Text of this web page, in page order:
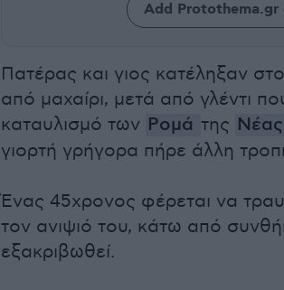
Add Protothema.gr
Πατέρας και γιος κατέληξαν
από μαχαίρι, μετά από γλέντι
καταυλισμό των Ρομά της
γιορτή γρήγορα πήρε άλλη
Ένας 45χρονος φέρεται να
τον ανιψιό του, κάτω από
εξακριβωθεί.